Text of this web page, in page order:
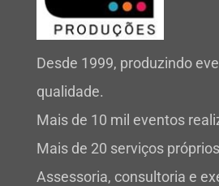
Desde 1999, produzindo
qualidade.
Mais de 10 mil eventos
Mais de 20 serviços
Assessoria, consultoria e